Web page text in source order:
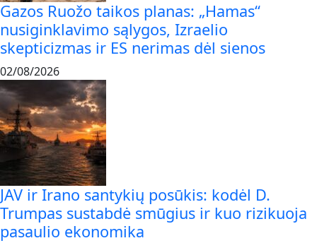
Gazos Ruožo taikos planas: „Hamas“
nusiginklavimo sąlygos, Izraelio
skepticizmas ir ES nerimas dėl sienos
02/08/2026
JAV ir Irano santykių posūkis: kodėl D.
Trumpas sustabdė smūgius ir kuo rizikuoja
pasaulio ekonomika